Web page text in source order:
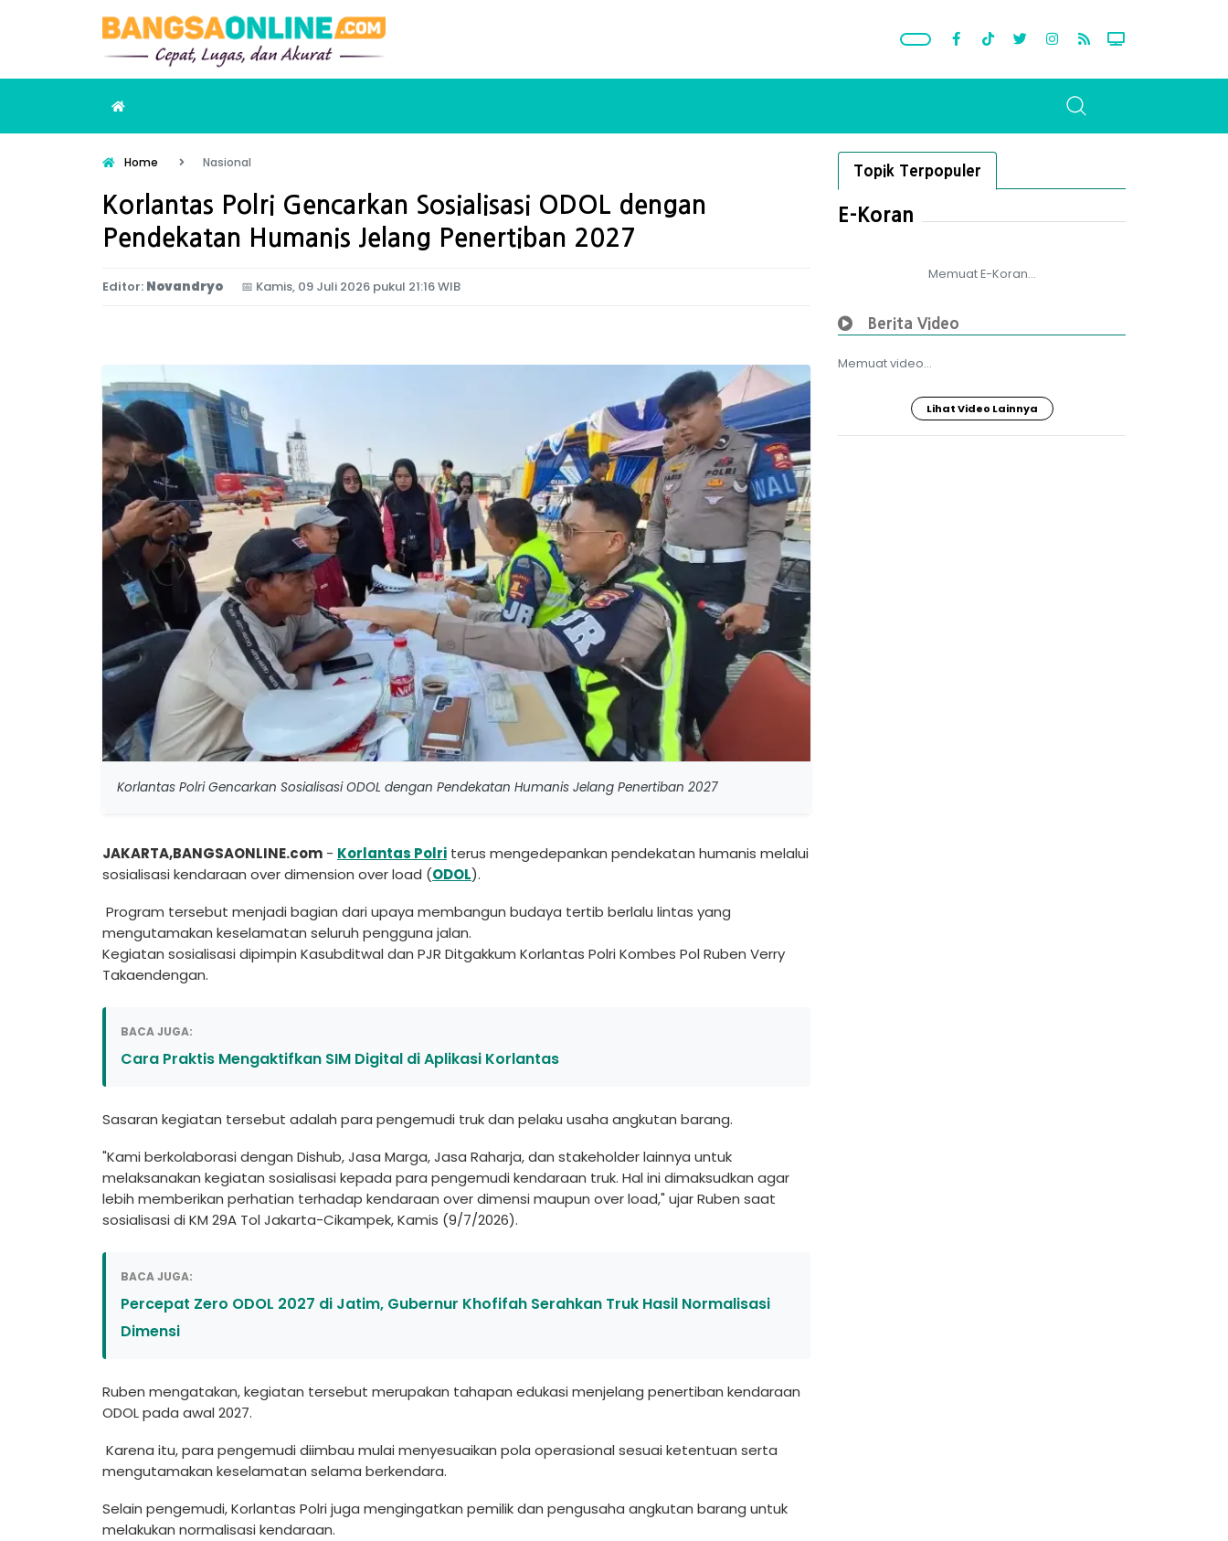
Home Nasional
Korlantas Polri Gencarkan Sosialisasi ODOL dengan
Pendekatan Humanis Jelang Penertiban 2027
Editor: Novandryo 📅 Kamis, 09 Juli 2026 pukul 21:16 WIB
Korlantas Polri Gencarkan Sosialisasi ODOL dengan Pendekatan Humanis Jelang Penertiban 2027
JAKARTA,BANGSAONLINE.com - Korlantas Polri terus mengedepankan pendekatan humanis melalui
sosialisasi kendaraan over dimension over load (ODOL).
Program tersebut menjadi bagian dari upaya membangun budaya tertib berlalu lintas yang
mengutamakan keselamatan seluruh pengguna jalan.
Kegiatan sosialisasi dipimpin Kasubditwal dan PJR Ditgakkum Korlantas Polri Kombes Pol Ruben Verry
Takaendengan.
BACA JUGA:
Cara Praktis Mengaktifkan SIM Digital di Aplikasi Korlantas
Sasaran kegiatan tersebut adalah para pengemudi truk dan pelaku usaha angkutan barang.
"Kami berkolaborasi dengan Dishub, Jasa Marga, Jasa Raharja, dan stakeholder lainnya untuk
melaksanakan kegiatan sosialisasi kepada para pengemudi kendaraan truk. Hal ini dimaksudkan agar
lebih memberikan perhatian terhadap kendaraan over dimensi maupun over load," ujar Ruben saat
sosialisasi di KM 29A Tol Jakarta-Cikampek, Kamis (9/7/2026).
BACA JUGA:
Percepat Zero ODOL 2027 di Jatim, Gubernur Khofifah Serahkan Truk Hasil Normalisasi
Dimensi
Ruben mengatakan, kegiatan tersebut merupakan tahapan edukasi menjelang penertiban kendaraan
ODOL pada awal 2027.
Karena itu, para pengemudi diimbau mulai menyesuaikan pola operasional sesuai ketentuan serta
mengutamakan keselamatan selama berkendara.
Selain pengemudi, Korlantas Polri juga mengingatkan pemilik dan pengusaha angkutan barang untuk
melakukan normalisasi kendaraan.
Topik Terpopuler
E-Koran
Memuat E-Koran...
Berita Video
Memuat video...
Lihat Video Lainnya